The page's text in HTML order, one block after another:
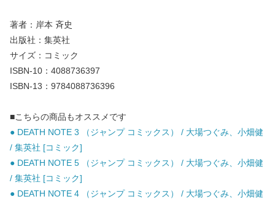
著者：岸本 斉史
出版社：集英社
サイズ：コミック
ISBN-10：4088736397
ISBN-13：9784088736396
■こちらの商品もオススメです
● DEATH NOTE 3 （ジャンプ コミックス） / 大場つぐみ、小畑健
/ 集英社 [コミック]
● DEATH NOTE 5 （ジャンプ コミックス） / 大場つぐみ、小畑健
/ 集英社 [コミック]
● DEATH NOTE 4 （ジャンプ コミックス） / 大場つぐみ、小畑健